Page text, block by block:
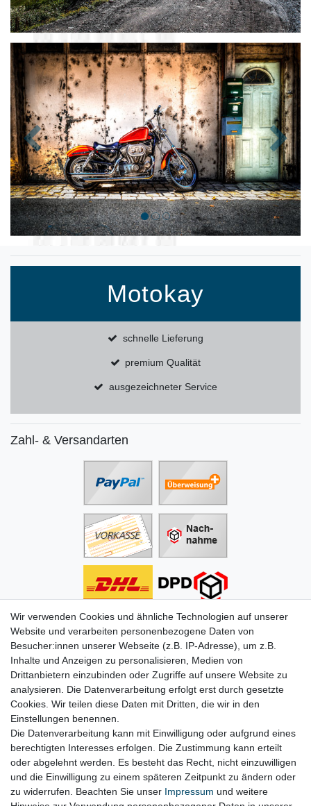
Zurück
Motokay
schnelle Lieferung
premium Qualität
ausgezeichneter Service
Zahl- & Versandarten
Informationen
Zahlung
Versand & Lieferung
Batterien & Pfand
Altölverordnung
Infos zum Elektrogesetz
ODR-Verordnung
FAQs
Hilfe
Kontakt
Mein Konto
Wir verwenden Cookies und ähnliche Technologien auf unserer
Website und verarbeiten personenbezogene Daten von
Besucher:innen unserer Webseite (z.B. IP-Adresse), um z.B.
Inhalte und Anzeigen zu personalisieren, Medien von
Drittanbietern einzubinden oder Zugriffe auf unsere Website zu
analysieren. Die Datenverarbeitung erfolgt erst durch gesetzte
Cookies. Wir teilen diese Daten mit Dritten, die wir in den
Einstellungen benennen.
Die Datenverarbeitung kann mit Einwilligung oder aufgrund eines
berechtigten Interesses erfolgen. Die Zustimmung kann erteilt
oder abgelehnt werden. Es besteht das Recht, nicht einzuwilligen
und die Einwilligung zu einem späteren Zeitpunkt zu ändern oder
zu widerrufen. Beachten Sie unser Impressum und weitere